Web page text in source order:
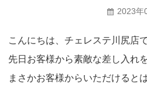
2023年
こんにちは、チェレステ川尻店で
先日お客様から素敵な差し入れ
まさかお客様からいただけると